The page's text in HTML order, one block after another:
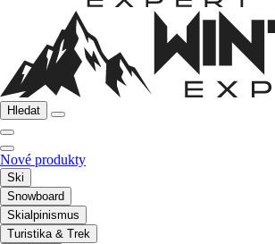
Hledat
Nové produkty
Ski
Snowboard
Skialpinismus
Turistika & Trek